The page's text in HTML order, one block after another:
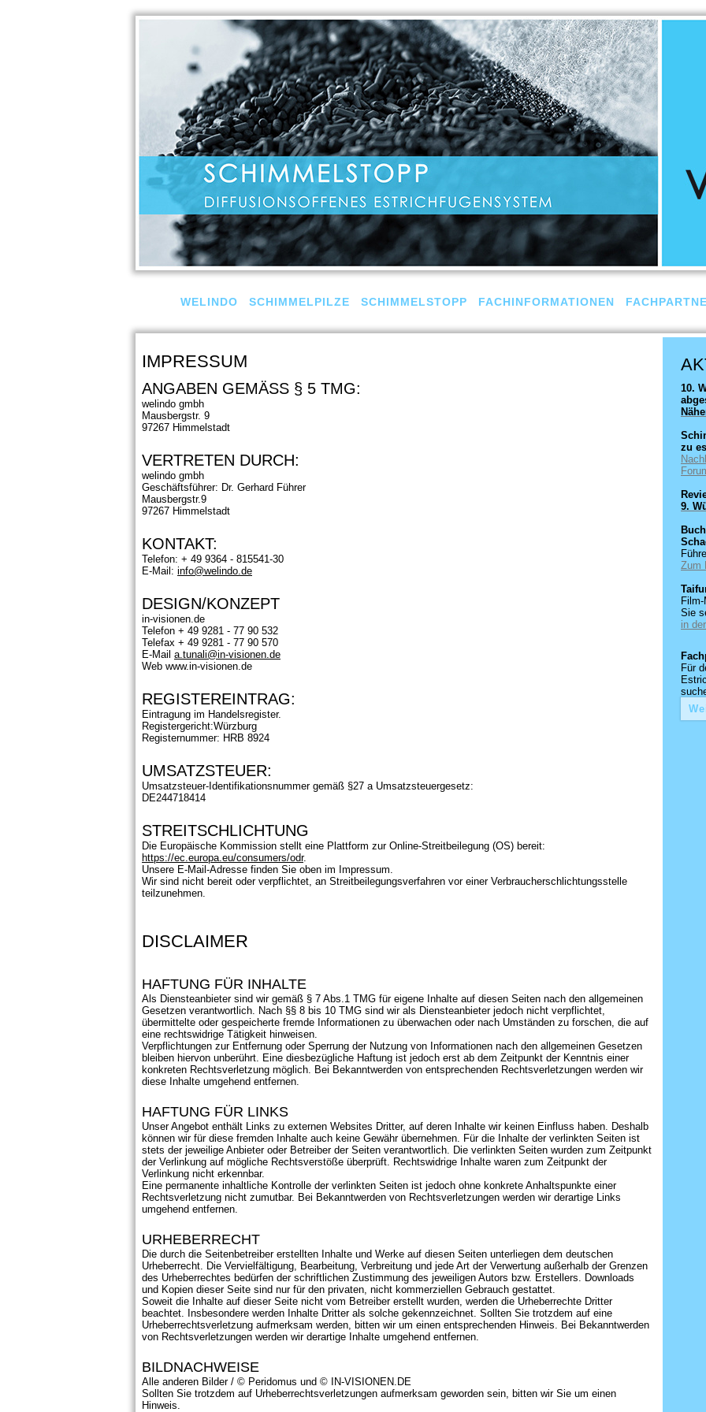
WELINDO SCHIMMELPILZE SCHIMMELSTOPP FACHINFORMATIONEN
IMPRESSUM
ANGABEN GEMÄSS § 5 TMG:
welindo gmbh
Mausbergstr. 9
97267 Himmelstadt
VERTRETEN DURCH:
welindo gmbh
Geschäftsführer: Dr. Gerhard Führer
Mausbergstr.9
97267 Himmelstadt
KONTAKT:
Telefon: + 49 9364 - 815541-30
E-Mail: info@welindo.de
DESIGN/KONZEPT
in-visionen.de
Telefon + 49 9281 - 77 90 532
Telefax + 49 9281 - 77 90 570
E-Mail a.tunali@in-visionen.de
Web www.in-visionen.de
REGISTEREINTRAG:
Eintragung im Handelsregister.
Registergericht:Würzburg
Registernummer: HRB 8924
UMSATZSTEUER:
Umsatzsteuer-Identifikationsnummer gemäß §27 a Umsatzsteuergesetz:
DE244718414
STREITSCHLICHTUNG
Die Europäische Kommission stellt eine Plattform zur Online-Streitbeilegung (OS) bereit:
https://ec.europa.eu/consumers/odr.
Unsere E-Mail-Adresse finden Sie oben im Impressum.
Wir sind nicht bereit oder verpflichtet, an Streitbeilegungsverfahren vor einer Verbraucherschlichtungsstelle
teilzunehmen.
DISCLAIMER
HAFTUNG FÜR INHALTE
Als Diensteanbieter sind wir gemäß § 7 Abs.1 TMG für eigene Inhalte auf diesen Seiten nach den allgemeinen
Gesetzen verantwortlich. Nach §§ 8 bis 10 TMG sind wir als Diensteanbieter jedoch nicht verpflichtet,
übermittelte oder gespeicherte fremde Informationen zu überwachen oder nach Umständen zu forschen, die auf
eine rechtswidrige Tätigkeit hinweisen.
Verpflichtungen zur Entfernung oder Sperrung der Nutzung von Informationen nach den allgemeinen Gesetzen
bleiben hiervon unberührt. Eine diesbezügliche Haftung ist jedoch erst ab dem Zeitpunkt der Kenntnis einer
konkreten Rechtsverletzung möglich. Bei Bekanntwerden von entsprechenden Rechtsverletzungen werden wir
diese Inhalte umgehend entfernen.
HAFTUNG FÜR LINKS
Unser Angebot enthält Links zu externen Websites Dritter, auf deren Inhalte wir keinen Einfluss haben. Deshalb
können wir für diese fremden Inhalte auch keine Gewähr übernehmen. Für die Inhalte der verlinkten Seiten ist
stets der jeweilige Anbieter oder Betreiber der Seiten verantwortlich. Die verlinkten Seiten wurden zum Zeitpunkt
der Verlinkung auf mögliche Rechtsverstöße überprüft. Rechtswidrige Inhalte waren zum Zeitpunkt der
Verlinkung nicht erkennbar.
Eine permanente inhaltliche Kontrolle der verlinkten Seiten ist jedoch ohne konkrete Anhaltspunkte einer
Rechtsverletzung nicht zumutbar. Bei Bekanntwerden von Rechtsverletzungen werden wir derartige Links
umgehend entfernen.
URHEBERRECHT
Die durch die Seitenbetreiber erstellten Inhalte und Werke auf diesen Seiten unterliegen dem deutschen
Urheberrecht. Die Vervielfältigung, Bearbeitung, Verbreitung und jede Art der Verwertung außerhalb der Grenzen
des Urheberrechtes bedürfen der schriftlichen Zustimmung des jeweiligen Autors bzw. Erstellers. Downloads
und Kopien dieser Seite sind nur für den privaten, nicht kommerziellen Gebrauch gestattet.
Soweit die Inhalte auf dieser Seite nicht vom Betreiber erstellt wurden, werden die Urheberrechte Dritter
beachtet. Insbesondere werden Inhalte Dritter als solche gekennzeichnet. Sollten Sie trotzdem auf eine
Urheberrechtsverletzung aufmerksam werden, bitten wir um einen entsprechenden Hinweis. Bei Bekanntwerden
von Rechtsverletzungen werden wir derartige Inhalte umgehend entfernen.
BILDNACHWEISE
Alle anderen Bilder / © Peridomus und © IN-VISIONEN.DE
Sollten Sie trotzdem auf Urheberrechtsverletzungen aufmerksam geworden sein, bitten wir Sie um einen
Hinweis.
10.
zu
9.
Zum
Sie
in
Für